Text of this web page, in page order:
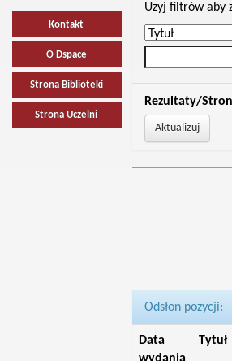
Kontakt
O Dspace
Strona Biblioteki
Strona Uczelni
Uzyj filtrów aby
Rezultaty/
Odsłon pozycji:
Data
Tytuł